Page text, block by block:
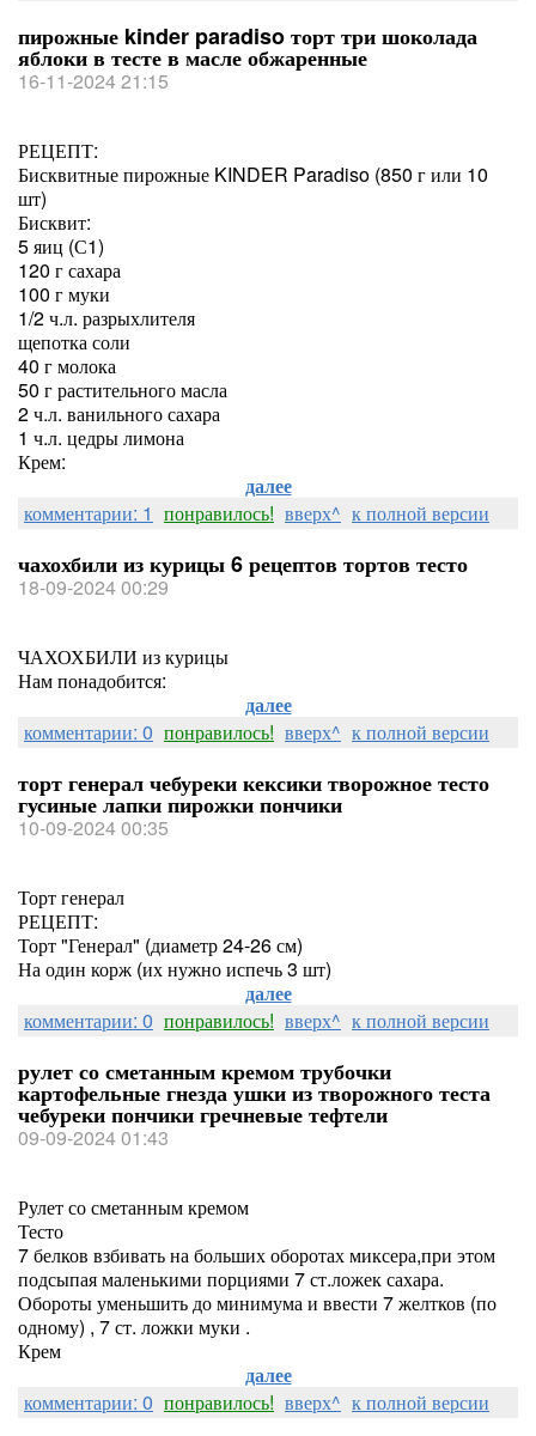
пирожные kinder paradiso торт три шоколада
яблоки в тесте в масле обжаренные
16-11-2024 21:15
РЕЦЕПТ:
Бисквитные пирожные KINDER Paradiso (850 г или 10
шт)
Бисквит:
5 яиц (С1)
120 г сахара
100 г муки
1/2 ч.л. разрыхлителя
щепотка соли
40 г молока
50 г растительного масла
2 ч.л. ванильного сахара
1 ч.л. цедры лимона
Крем:
далее
комментарии: 1 понравилось! вверх^ к полной версии
чахохбили из курицы 6 рецептов тортов тесто
18-09-2024 00:29
ЧАХОХБИЛИ из курицы
Нам понадобится:
далее
комментарии: 0 понравилось! вверх^ к полной версии
торт генерал чебуреки кексики творожное тесто
гусиные лапки пирожки пончики
10-09-2024 00:35
Торт генерал
РЕЦЕПТ:
Торт "Генерал" (диаметр 24-26 см)
На один корж (их нужно испечь 3 шт)
далее
комментарии: 0 понравилось! вверх^ к полной версии
рулет со сметанным кремом трубочки
картофельные гнезда ушки из творожного теста
чебуреки пончики гречневые тефтели
09-09-2024 01:43
Рулет со сметанным кремом
Тесто
7 белков взбивать на больших оборотах миксера,при этом
подсыпая маленькими порциями 7 ст.ложек сахара.
Обороты уменьшить до минимума и ввести 7 желтков (по
одному) , 7 ст. ложки муки .
Крем
далее
комментарии: 0 понравилось! вверх^ к полной версии